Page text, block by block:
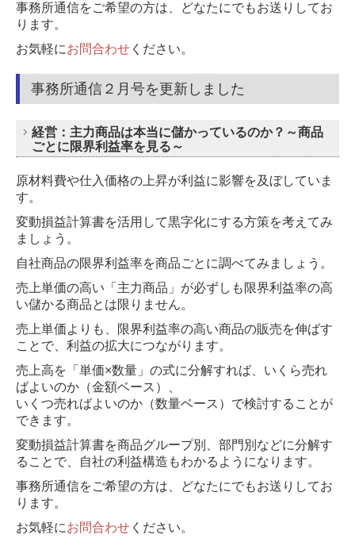
事務所通信をご希望の方は、どなたにでもお送りしてお
ります。
お気軽にお問合わせ ください。
事務所通信２月号を更新しました
経営：主力商品は本当に儲かっているのか？～商品
ごとに限界利益率を見る～
原材料費や仕入価格の上昇が利益に影響を及ぼしていま
す。
変動損益計算書を活用して黒字化にする方策を考えてみ
ましょう。
自社商品の限界利益率を商品ごとに調べてみましょう。
売上単価の高い「主力商品」が必ずしも限界利益率の高
い儲かる商品とは限りません。
売上単価よりも、限界利益率の高い商品の販売を伸ばす
ことで、利益の拡大につながります。
売上高を「単価×数量」の式に分解すれば、いくら売れ
ばよいのか（金額ベース）、
いくつ売ればよいのか（数量ベース）で検討することが
できます。
変動損益計算書を商品グループ別、部門別などに分解す
ることで、自社の利益構造もわかるようになります。
事務所通信をご希望の方は、どなたにでもお送りしてお
ります。
お気軽にお問合わせ ください。